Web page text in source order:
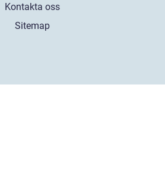
Kontakta oss
Sitemap